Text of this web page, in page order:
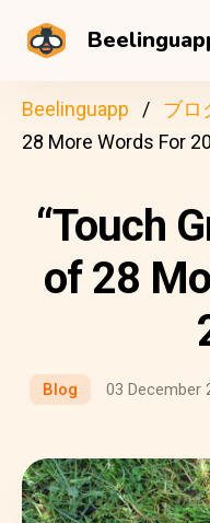
Beelinguapp ブロ
28 More Words For
“Touch
of 28
Blog 03 December